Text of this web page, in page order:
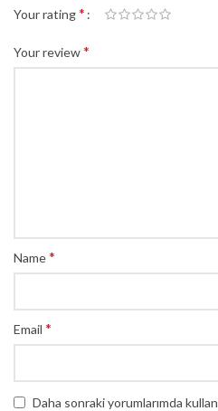
Your rating*
Your review*
Name*
Email *
Daha sonraki yorumlarımda